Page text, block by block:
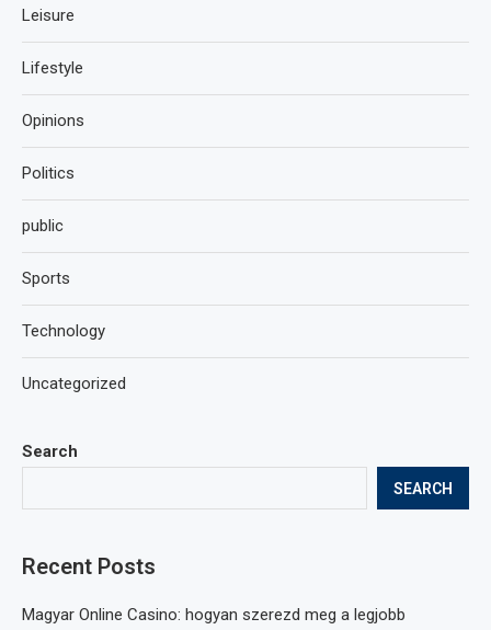
Search
SEARCH
Recent Posts
Magyar Online Casino: hogyan szerezd meg a legjobb
Leisure
Lifestyle
Opinions
Politics
public
Sports
Technology
Uncategorized